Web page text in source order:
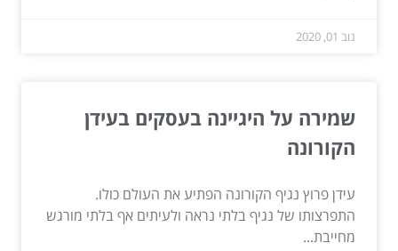
נוב 01, 2020
שמירה על היגיינה בעסקים בעידן
הקורונה
עידן פרוץ נגיף הקורונה הפתיע את העולם כולו.
התפרצותו של נגיף בלתי נראה ולעיתים אף בלתי מורגש
מחייבת...